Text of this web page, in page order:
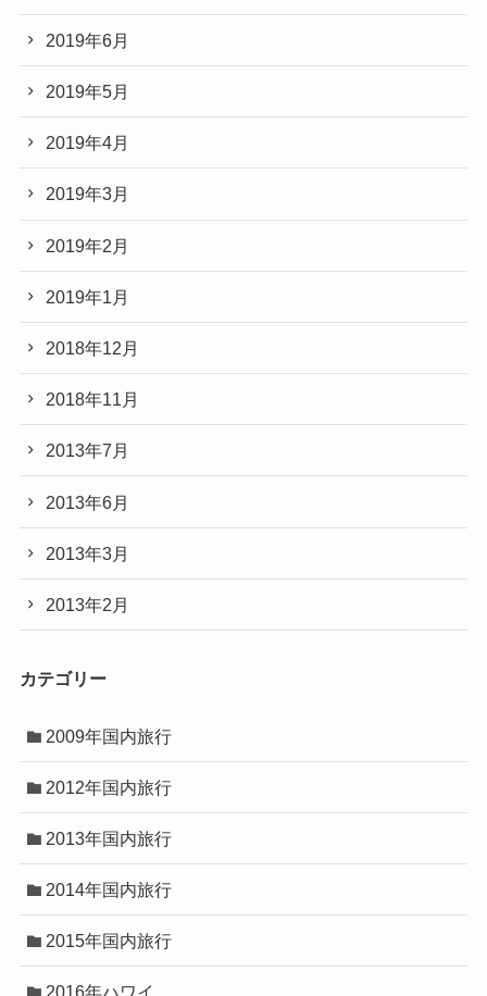
2019年6月
2019年5月
2019年4月
2019年3月
2019年2月
2019年1月
2018年12月
2018年11月
2013年7月
2013年6月
2013年3月
2013年2月
カテゴリー
2009年国内旅行
2012年国内旅行
2013年国内旅行
2014年国内旅行
2015年国内旅行